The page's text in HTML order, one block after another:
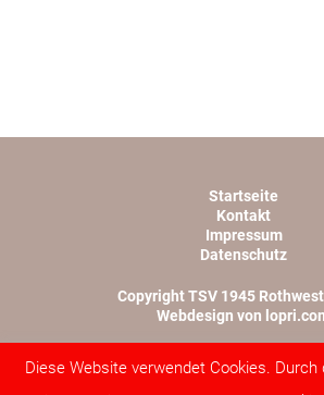
Startseite
Kontakt
Impressum
Datenschutz
Copyright TSV 1945
Webdesign von
Diese Website verwendet Cookies.